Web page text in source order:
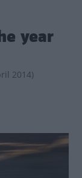
year
2014)